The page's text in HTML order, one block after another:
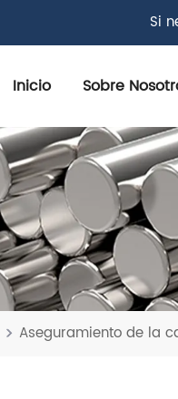
Si
Inicio Sobre
Aseguramiento de la